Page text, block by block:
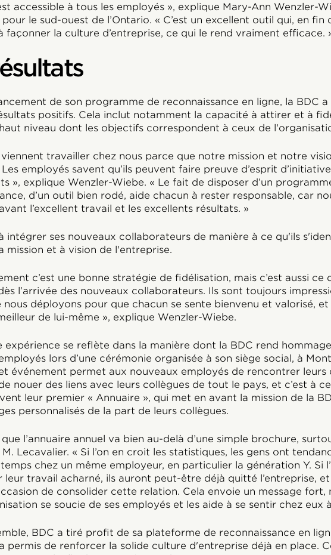
accessible à tous les employés », explique Mary-Ann Wenzler-
le sud-ouest de l’Ontario. « C’est un excellent outil qui, en fin
façonner la culture d’entreprise, ce qui le rend vraiment efficace.
de son programme de reconnaissance en ligne, la BDC
positifs. Cela inclut notamment la capacité à attirer et à
niveau dont les objectifs correspondent à ceux de
viennent travailler chez nous parce que notre mission et notre
employés savent qu’ils peuvent faire preuve d’esprit
», explique Wenzler-Wiebe. « Le fait de disposer d’un
d’un outil bien rodé, aide chacun à rester responsable, car
l’excellent travail et les excellents résultats. »
intégrer ses nouveaux collaborateurs de manière à ce qu'ils
mission et à vision de l'entreprise.
c’est une bonne stratégie de fidélisation, mais c’est aussi ce
l’arrivée des nouveaux collaborateurs. Ils sont toujours
déployons pour que chacun se sente bienvenu et valorisé, et
de lui-même », explique Wenzler-Wiebe.
expérience se reflète dans la manière dont la BDC rend
lors d’une cérémonie organisée à son siège social, à
événement permet aux nouveaux employés de rencontrer leurs
nouer des liens avec leurs collègues de tout le pays, et c’est à
leur premier « Annuaire », qui met en avant la mission de la
personnalisés de la part de leurs collègues.
que l’annuaire annuel va bien au-delà d’une simple brochure,
Lecavalier. « Si l’on en croit les statistiques, les gens ont
chez un même employeur, en particulier la génération Y. Si
leur travail acharné, ils auront peut-être déjà quitté l’entreprise,
de consolider cette relation. Cela envoie un message
se soucie de ses employés et les aide à se sentir chez eux
BDC a tiré profit de sa plateforme de reconnaissance en
permis de renforcer la solide culture d'entreprise déjà en place.